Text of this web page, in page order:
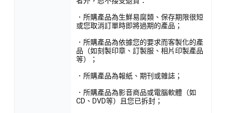
．所購產品為生鮮易腐類、保存期限很短
或您取消訂單時即將過期的產品；
．所購產品為依據您的要求而客製化的產
品（如刻製印章、訂製服、相片印製產品
等）；
．所購產品為報紙、期刊或雜誌；
．所購產品為影音商品或電腦軟體（如
CD、DVD等）且您已拆封；